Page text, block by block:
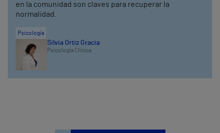
en la comunidad son claves para recuperar la
normalidad.
Psicología
Silvia Ortiz Gracia
Psicología Clínica